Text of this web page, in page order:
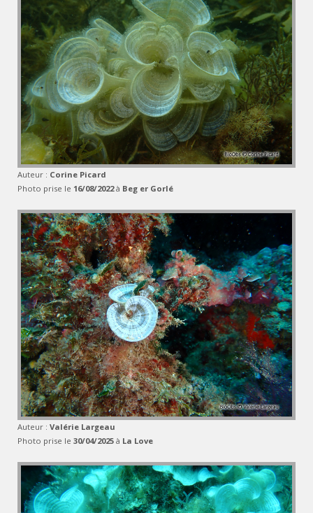
Auteur : Corine Picard
Photo prise le 16/08/2022à Beg er Gorlé
Auteur : Valérie Largeau
Photo prise le 30/04/2025 à La Love